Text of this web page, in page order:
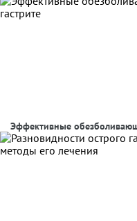
Эффективные